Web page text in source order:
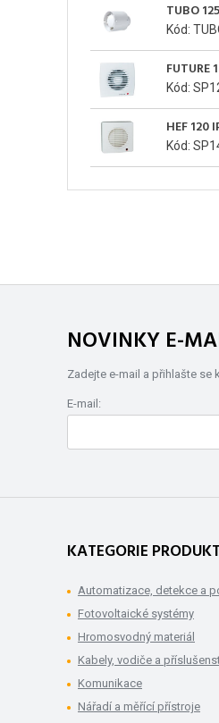
TUBO
Kód:
Kód:
HEF
Kód:
NOVINKY E-
Zadejte e-mail a přihlašte se
E-mail:
KATEGORIE
Automatizace, detekce a
Fotovoltaické systémy
Hromosvodný materiál
Kabely, vodiče a
Komunikace
Nářadí a měřící přístroje